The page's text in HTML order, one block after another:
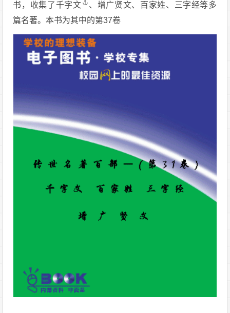
书，收集了千字文
、增广贤文、百家姓、三字经等多
篇名著。本书为其中的第37卷